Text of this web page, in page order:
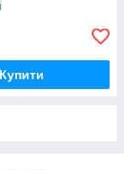
Купити